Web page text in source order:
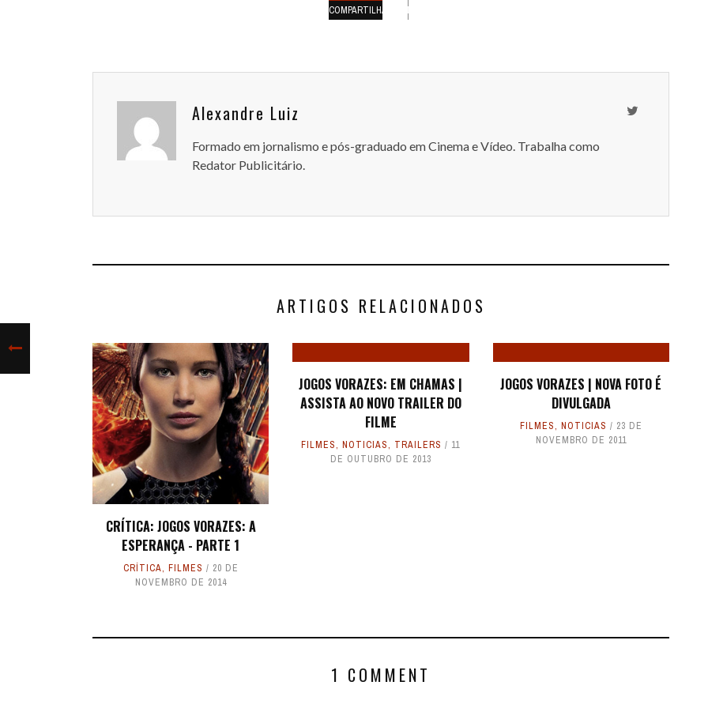
COMPARTILHAMENTOS
Alexandre Luiz
Formado em jornalismo e pós-graduado em Cinema e Vídeo. Trabalha como
Redator Publicitário.
ARTIGOS RELACIONADOS
CRÍTICA: JOGOS VORAZES: A
ESPERANÇA - PARTE 1
CRÍTICA, FILMES
20 DE
NOVEMBRO DE 2014
JOGOS VORAZES: EM CHAMAS |
ASSISTA AO NOVO TRAILER DO
FILME
FILMES,NOTICIAS, TRAILERS
11
DE OUTUBRO DE 2013
JOGOS VORAZES | NOVA FOTO É
DIVULGADA
FILMES, NOTICIAS
23 DE
NOVEMBRO DE 2011
1 COMMENT